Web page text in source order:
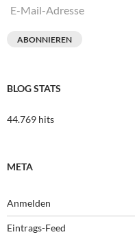
E-
ABONNIEREN
BLOG STATS
44.769 hits
META
Anmelden
Eintrags-Feed